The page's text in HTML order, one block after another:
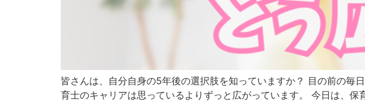
皆さんは、自分自身の5年後の選択肢を知っていますか？ 目の前の毎
育士のキャリアは思っているよりずっと広がっています。 今日は、